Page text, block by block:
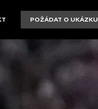
POŽÁDAT O UKÁZKU